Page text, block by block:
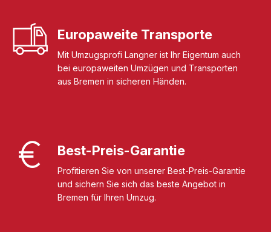
Europaweite Transporte
Mit Umzugsprofi Langner ist Ihr Eigentum auch
bei europaweiten Umzügen und Transporten
aus Bremen in sicheren Händen.
Best-Preis-Garantie
Profitieren Sie von unserer Best-Preis-Garantie
und sichern Sie sich das beste Angebot in
Bremen für Ihren Umzug.